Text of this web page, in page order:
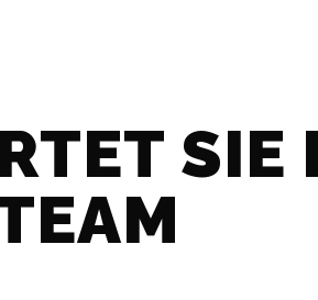
SIE